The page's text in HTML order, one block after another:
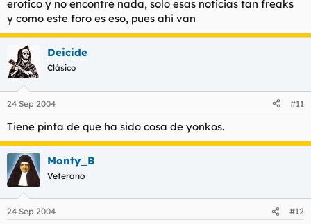
erotico y no encontre nada, solo esas noticias tan freaks
y como este foro es eso, pues ahi van
Deicide
Clásico
24 Sep 2004 #11
Tiene pinta de que ha sido cosa de yonkos.
Monty_B
Veterano
24 Sep 2004 #12